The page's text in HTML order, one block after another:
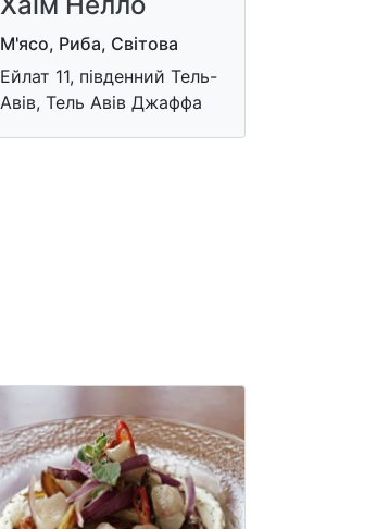
М'ясо, Риба, Світова
Ейлат 11, південний Тель-
Авів, Тель Авів Джаффа